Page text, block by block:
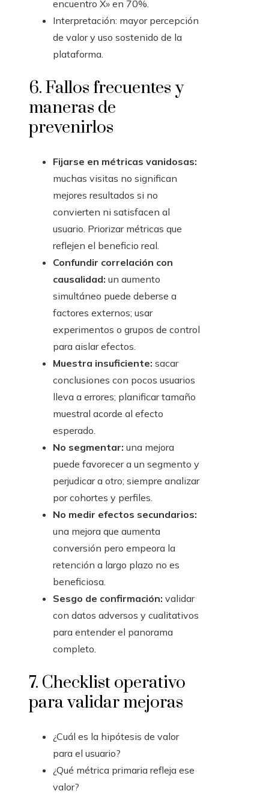
encuentro X» en 70%.
Interpretación: mayor percepción
de valor y uso sostenido de la
plataforma.
6. Fallos frecuentes y
maneras de
prevenirlos
Fijarse en métricas vanidosas:
muchas visitas no significan
mejores resultados si no
convierten ni satisfacen al
usuario. Priorizar métricas que
reflejen el beneficio real.
Confundir correlación con
causalidad: un aumento
simultáneo puede deberse a
factores externos; usar
experimentos o grupos de control
para aislar efectos.
Muestra insuficiente: sacar
conclusiones con pocos usuarios
lleva a errores; planificar tamaño
muestral acorde al efecto
esperado.
No segmentar: una mejora
puede favorecer a un segmento y
perjudicar a otro; siempre analizar
por cohortes y perfiles.
No medir efectos secundarios:
una mejora que aumenta
conversión pero empeora la
retención a largo plazo no es
beneficiosa.
Sesgo de confirmación: validar
con datos adversos y cualitativos
para entender el panorama
completo.
7. Checklist operativo
para validar mejoras
¿Cuál es la hipótesis de valor
para el usuario?
¿Qué métrica primaria refleja ese
valor?